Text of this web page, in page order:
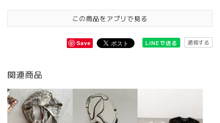
この商品をアプリで見る
Save LINEで送る 通報する
関連商品